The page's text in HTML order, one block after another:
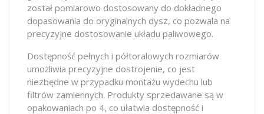
został pomiarowo dostosowany do dokładnego
dopasowania do oryginalnych dysz, co pozwala na
precyzyjne dostosowanie układu paliwowego.
Dostępność pełnych i półtoralowych rozmiarów
umożliwia precyzyjne dostrojenie, co jest
niezbędne w przypadku montażu wydechu lub
filtrów zamiennych. Produkty sprzedawane są w
opakowaniach po 4, co ułatwia dostępność i